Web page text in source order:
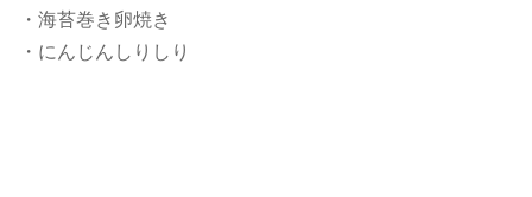
・海苔巻き卵焼き
・にんじんしりしり